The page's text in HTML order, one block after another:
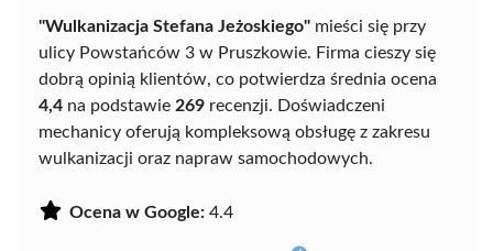
"Wulkanizacja Stefana Jeżoskiego" mieści się przy
ulicy Powstańców 3 w Pruszkowie. Firma cieszy się
dobrą opinią klientów, co potwierdza średnia ocena
4,4 na podstawie 269 recenzji. Doświadczeni
mechanicy oferują kompleksową obsługę z zakresu
wulkanizacji oraz napraw samochodowych.
Ocena w Google: 4.4